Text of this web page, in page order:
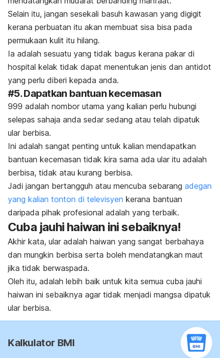
Selain itu, jangan sesekali basuh kawasan yang digigit
kerana perbuatan itu akan membuat sisa bisa pada
permukaan kulit itu hilang.
Ia adalah sesuatu yang tidak bagus kerana pakar di
hospital kelak tidak dapat menentukan jenis dan antidot
yang perlu diberi kepada anda.
#5. Dapatkan bantuan kecemasan
999 adalah nombor utama yang kalian perlu hubungi
selepas sahaja anda sedar sedang atau telah dipatuk
ular berbisa.
Ini adalah sangat penting untuk kalian mendapatkan
bantuan kecemasan tidak kira sama ada ular itu adalah
berbisa, tidak atau kurang berbisa.
Jadi jangan bertangguh atau mencuba sebarang adegan
yang kalian tonton di televisyen kerana bantuan
daripada pihak profesional adalah yang terbaik.
Cuba jauhi haiwan ini sebaiknya!
Akhir kata, ular adalah haiwan yang sangat berbahaya
dan mungkin berbisa serta boleh mendatangkan maut
jika tidak berwaspada.
Oleh itu, adalah lebih baik untuk kita semua cuba jauhi
haiwan ini sebaiknya agar tidak menjadi mangsa dipatuk
ular berbisa.
Kalkulator BMI